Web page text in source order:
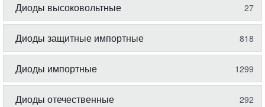
Диоды высоковольтные 27
Диоды защитные импортные 818
Диоды импортные 1299
Диоды отечественные 292